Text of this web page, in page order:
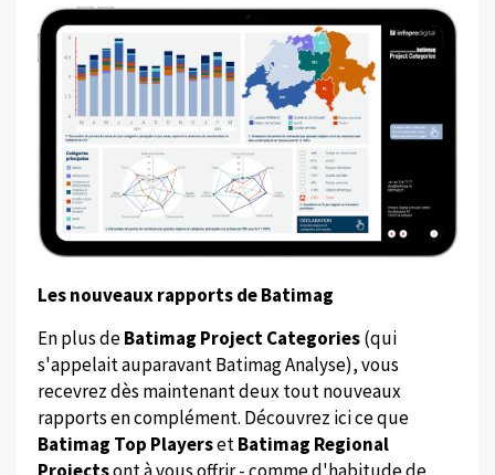
Les nouveaux rapports de Batimag
En plus deBatimag Project Categories(qui
s'appelait auparavant Batimag Analyse), vous
recevrez dès maintenant deux tout nouveaux
rapports en complément. Découvrez ici ce que
Batimag Top PlayersetBatimag Regional